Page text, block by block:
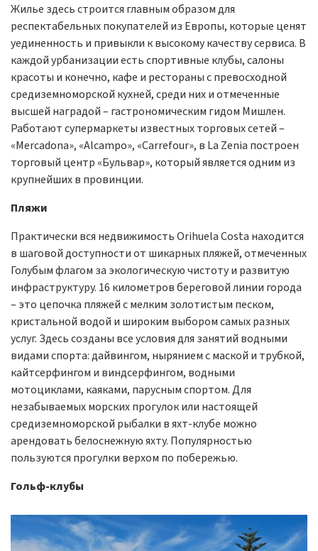
Жилье здесь строится главным образом для
респектабельных покупателей из Европы, которые ценят
уединенность и привыкли к высокому качеству сервиса. В
каждой урбанизации есть спортивные клубы, салоны
красоты и конечно, кафе и рестораны с превосходной
средиземноморской кухней, среди них и отмеченные
высшей наградой – гастрономическим гидом Мишлен.
Работают супермаркеты известных торговых сетей –
«Mercadona», «Alcampo», «Carrefour», в La Zenia построен
торговый центр «Бульвар», который является одним из
крупнейших в провинции.
Пляжи
Практически вся недвижимость Orihuela Costa находится
в шаговой доступности от шикарных пляжей, отмеченных
Голубым флагом за экологическую чистоту и развитую
инфраструктуру. 16 километров береговой линии города
– это цепочка пляжей с мелким золотистым песком,
кристальной водой и широким выбором самых разных
услуг. Здесь созданы все условия для занятий водными
видами спорта: дайвингом, нырянием с маской и трубкой,
кайтсерфингом и виндсерфингом, водными
мотоциклами, каяками, парусным спортом. Для
незабываемых морских прогулок или настоящей
средиземноморской рыбалки в яхт-клубе можно
арендовать белоснежную яхту. Популярностью
пользуются прогулки верхом по побережью.
Гольф-клубы